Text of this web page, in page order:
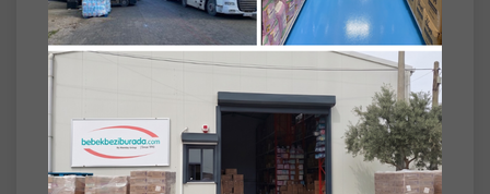
SET 4'lü
Neutrogena Visibly Clear Pore&Shine
Temizleme Jeli 200ML (Parlama Karşıtı) (4 Lü
Ciltteki parlamayı azaltı